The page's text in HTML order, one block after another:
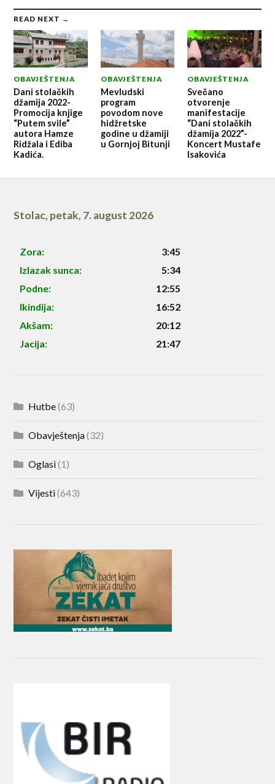
READ NEXT →
OBAVJEŠTENJA
Dani stolačkih
džamija 2022-
Promocija knjige
“Putem svile”
autora Hamze
Ridžala i Ediba
Kadića.
OBAVJEŠTENJA
Mevludski
program
povodom nove
hidžretske
godine u džamiji
u Gornjoj Bitunji
OBAVJEŠTENJA
Svečano
otvorenje
manifestacije
“Dani stolačkih
džamija 2022”-
Koncert Mustafe
Isakovića
Stolac, petak, 7. august 2026
Zora:
3:45
Izlazak sunca:
5:34
Podne:
12:55
Ikindija:
16:52
Akšam:
20:12
Jacija:
21:47
Hutbe(63)
Obavještenja(32)
Oglasi(1)
Vijesti(643)